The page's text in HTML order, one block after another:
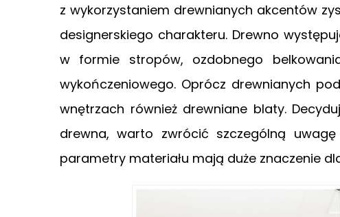
z wykorzystaniem drewnianych akcentów
designerskiego charakteru. Drewno
w formie stropów, ozdobnego
wykończeniowego. Oprócz drewnianych
wnętrzach również drewniane blaty.
drewna, warto zwrócić szczególną
parametry materiału mają duże znaczenie